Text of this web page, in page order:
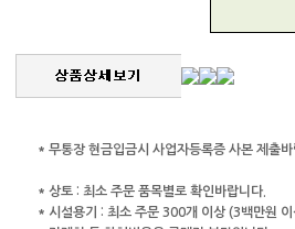
* 무통장 현금입금시 사업자등록증 사본 제출
* 상토 : 최소 주문 품목별로 확인바랍니다.
* 시설용기 : 최소 주문 300개 이상 (3백만원